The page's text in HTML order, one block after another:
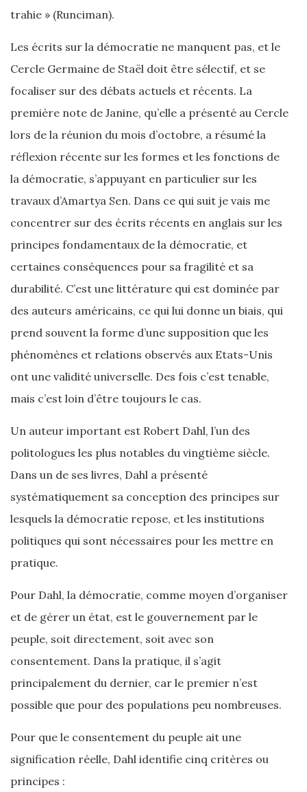
trahie » (Runciman).
Les écrits sur la démocratie ne manquent pas, et le
Cercle Germaine de Staël doit être sélectif, et se
focaliser sur des débats actuels et récents. La
première note de Janine, qu’elle a présenté au Cercle
lors de la réunion du mois d’octobre, a résumé la
réflexion récente sur les formes et les fonctions de
la démocratie, s’appuyant en particulier sur les
travaux d’Amartya Sen. Dans ce qui suit je vais me
concentrer sur des écrits récents en anglais sur les
principes fondamentaux de la démocratie, et
certaines conséquences pour sa fragilité et sa
durabilité. C’est une littérature qui est dominée par
des auteurs américains, ce qui lui donne un biais, qui
prend souvent la forme d’une supposition que les
phénomènes et relations observés aux Etats-Unis
ont une validité universelle. Des fois c’est tenable,
mais c’est loin d’être toujours le cas.
Un auteur important est Robert Dahl, l’un des
politologues les plus notables du vingtième siècle.
Dans un de ses livres, Dahl a présenté
systématiquement sa conception des principes sur
lesquels la démocratie repose, et les institutions
politiques qui sont nécessaires pour les mettre en
pratique.
Pour Dahl, la démocratie, comme moyen d’organiser
et de gérer un état, est le gouvernement par le
peuple, soit directement, soit avec son
consentement. Dans la pratique, il s’agit
principalement du dernier, car le premier n’est
possible que pour des populations peu nombreuses.
Pour que le consentement du peuple ait une
signification réelle, Dahl identifie cinq critères ou
principes :